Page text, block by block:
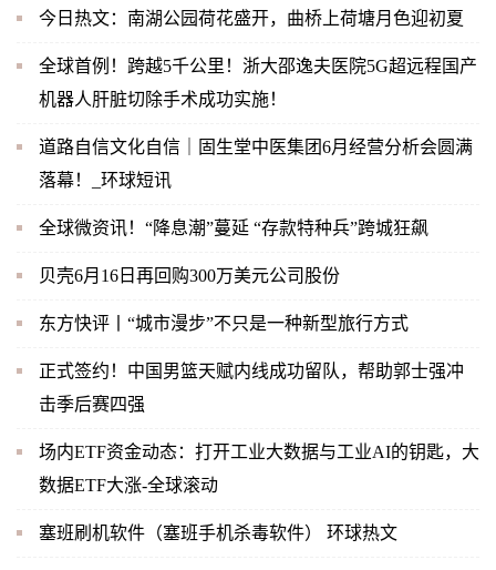
今日热文：南湖公园荷花盛开，曲桥上荷塘月色迎初夏
全球首例！跨越5千公里！浙大邵逸夫医院5G超远程国产
机器人肝脏切除手术成功实施！
道路自信文化自信｜固生堂中医集团6月经营分析会圆满
落幕！_环球短讯
全球微资讯！“降息潮”蔓延 “存款特种兵”跨城狂飙
贝壳6月16日再回购300万美元公司股份
东方快评丨“城市漫步”不只是一种新型旅行方式
正式签约！中国男篮天赋内线成功留队，帮助郭士强冲
击季后赛四强
场内ETF资金动态：打开工业大数据与工业AI的钥匙，大
数据ETF大涨-全球滚动
塞班刷机软件（塞班手机杀毒软件） 环球热文